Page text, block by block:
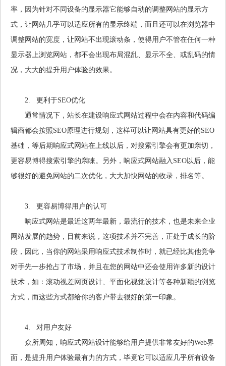
率，因为针对不同设备的显示器它能够自动的调整网站的显示方
式，让网站几乎可以适应所有的显示终端，而且还可以在浏览器中
调整网站的宽度，让网站不出现滚动条，使得用户不管在任何一种
显示器上浏览网站，都不会出现布局混乱、显示不全、或乱码的情
况，大大的提升用户体验的效果。
2. 更利于SEO优化
通常情况下，站长在建设响应式网站过程中会在内容和代码编
辑商都会按照SEO原理进行规划，这样可以让网站具有更好的SEO
基础，等后期响应式网站在上线以后，对搜索引擎会有更加亲切，
更容易博得搜索引擎的亲睐。另外，响应式网站融入SEO以后，能
够很好的避免网站的二次优化，大大加快网站的收录，排名等。
3. 更容易博得用户的认可
响应式网站是最近这两年最新，最流行的技术，也是未来企业
网站发展的趋势，目前来说，这项技术并不完善，正处于成长的阶
段，因此，当你的网站采用响应式技术制作时，就已经比其他竞争
对手先一步抢占了市场，并且在您的网站中还会使用许多新的设计
技术，如：滚动视差网页设计、平面化视觉设计等各种新颖的浏览
方式，而这些方式都给你的客户带去很好的第一印象。
4. 对用户友好
众所周知，响应式网站设计能够给用户提供非常友好的Web界
面，是提升用户体验最有力的方式，毕竟它可以适应几乎所有设备